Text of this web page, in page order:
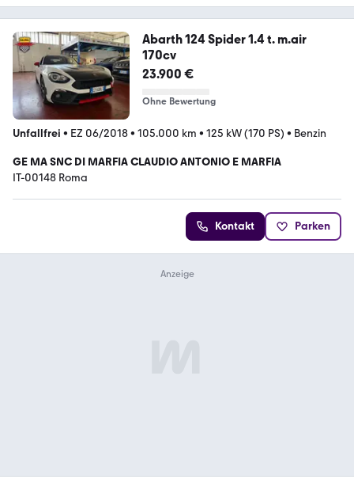
Abarth 124 Spider 1.4 t. m.air
170cv
23.900 €
Ohne Bewertung
Unfallfrei • EZ 06/2018• 105.000 km • 125 kW (170 PS) • Benzin
GE MA SNC DI MARFIA CLAUDIO ANTONIO E MARFIA
IT-00148 Roma
Kontakt Parken